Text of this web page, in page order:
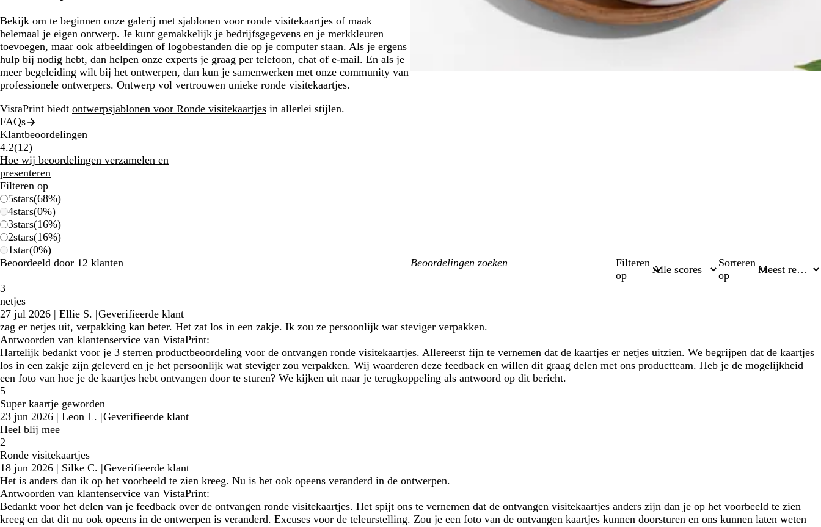
Bekijk om te beginnen onze galerij met sjablonen voor ronde visitekaartjes of maak
helemaal je eigen ontwerp. Je kunt gemakkelijk je bedrijfsgegevens en je merkkleuren
toevoegen, maar ook afbeeldingen of logobestanden die op je computer staan. Als je ergens
hulp bij nodig hebt, dan helpen onze experts je graag per telefoon, chat of e-mail. En als je
meer begeleiding wilt bij het ontwerpen, dan kun je samenwerken met onze community van
professionele ontwerpers. Ontwerp vol vertrouwen unieke ronde visitekaartjes.
VistaPrint biedt ontwerpsjablonen voor Ronde visitekaartjes in allerlei stijlen.
FAQs
Klantbeoordelingen
4.2(1212
klantbeoordelingen
)
Hoe wij beoordelingen verzamelen en
presenteren
Filteren op
5stars(68%)
4stars(0%)
3stars(16%)
2stars(16%)
1star(0%)
Beoordeeld door 12 klanten
Mijn
Filteren
op
Sorteren
op
3
netjes
27 jul 2026 | Ellie S. |Geverifieerde klant
zag er netjes uit, verpakking kan beter. Het zat los in een zakje. Ik zou ze persoonlijk wat steviger verpakken.
Antwoorden van klantenservice van VistaPrint:
Hartelijk bedankt voor je 3 sterren productbeoordeling voor de ontvangen ronde visitekaartjes. Allereerst fijn te vernemen dat de kaartjes er netjes uitzien. We begrijpen dat de kaartjes
los in een zakje zijn geleverd en je het persoonlijk wat steviger zou verpakken. Wij waarderen deze feedback en willen dit graag delen met ons productteam. Heb je de mogelijkheid
een foto van hoe je de kaartjes hebt ontvangen door te sturen? We kijken uit naar je terugkoppeling als antwoord op dit bericht.
5
Super kaartje geworden
23 jun 2026 | Leon L. |Geverifieerde klant
Heel blij mee
2
Ronde visitekaartjes
18 jun 2026 | Silke C. |Geverifieerde klant
Het is anders dan ik op het voorbeeld te zien kreeg. Nu is het ook opeens veranderd in de ontwerpen.
Antwoorden van klantenservice van VistaPrint:
Bedankt voor het delen van je feedback over de ontvangen ronde visitekaartjes. Het spijt ons te vernemen dat de ontvangen visitekaartjes anders zijn dan je op het voorbeeld te zien
kreeg en dat dit nu ook opeens in de ontwerpen is veranderd. Excuses voor de teleurstelling. Zou je een foto van de ontvangen kaartjes kunnen doorsturen en ons kunnen laten weten